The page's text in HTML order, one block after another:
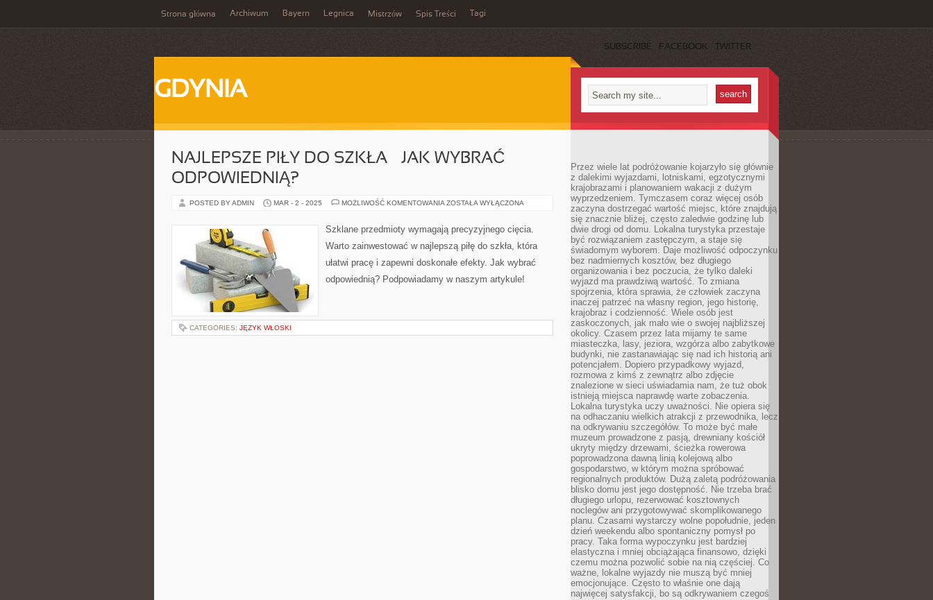
Strona główna Archiwum Bayern Legnica Mistrzów Spis Treści Tagi
SUBSCRIBE FACEBOOK TWITTER
GDYNIA
NAJLEPSZE PIŁY DO SZKŁA – JAK WYBRAĆ
ODPOWIEDNIĄ?
POSTED BY ADMIN MAR - 2 - 2025 MOŻLIWOŚĆ KOMENTOWANIA NAJLEPSZE
–
WYBRAĆ
ZOSTAŁA WYŁĄCZONA
Szklane przedmioty wymagają precyzyjnego cięcia.
Warto zainwestować w najlepszą piłę do szkła, która
ułatwi pracę i zapewni doskonałe efekty. Jak wybrać
odpowiednią? Podpowiadamy w naszym artykule!
CATEGORIES: JĘZYK WŁOSKI
Przez wiele lat podróżowanie kojarzyło się głównie
z dalekimi wyjazdami, lotniskami, egzotycznymi
krajobrazami i planowaniem wakacji z dużym
wyprzedzeniem. Tymczasem coraz więcej osób
zaczyna dostrzegać wartość miejsc, które znajdują
się znacznie bliżej, często zaledwie godzinę lub
dwie drogi od domu. Lokalna turystyka przestaje
być rozwiązaniem zastępczym, a staje się
świadomym wyborem. Daje możliwość odpoczynku
bez nadmiernych kosztów, bez długiego
organizowania i bez poczucia, że tylko daleki
wyjazd ma prawdziwą wartość. To zmiana
spojrzenia, która sprawia, że człowiek zaczyna
inaczej patrzeć na własny region, jego historię,
krajobraz i codzienność. Wiele osób jest
zaskoczonych, jak mało wie o swojej najbliższej
okolicy. Czasem przez lata mijamy te same
miasteczka, lasy, jeziora, wzgórza albo zabytkowe
budynki, nie zastanawiając się nad ich historią ani
potencjałem. Dopiero przypadkowy wyjazd,
rozmowa z kimś z zewnątrz albo zdjęcie
znalezione w sieci uświadamia nam, że tuż obok
istnieją miejsca naprawdę warte zobaczenia.
Lokalna turystyka uczy uważności. Nie opiera się
na odhaczaniu wielkich atrakcji z przewodnika, lecz
na odkrywaniu szczegółów. To może być małe
muzeum prowadzone z pasją, drewniany kościół
ukryty między drzewami, ścieżka rowerowa
poprowadzona dawną linią kolejową albo
gospodarstwo, w którym można spróbować
regionalnych produktów. Dużą zaletą podróżowania
blisko domu jest jego dostępność. Nie trzeba brać
długiego urlopu, rezerwować kosztownych
noclegów ani przygotowywać skomplikowanego
planu. Czasami wystarczy wolne popołudnie, jeden
dzień weekendu albo spontaniczny pomysł po
pracy. Taka forma wypoczynku jest bardziej
elastyczna i mniej obciążająca finansowo, dzięki
czemu można pozwolić sobie na nią częściej. Co
ważne, lokalne wyjazdy nie muszą być mniej
emocjonujące. Często to właśnie one dają
najwięcej satysfakcji, bo są odkrywaniem czegoś